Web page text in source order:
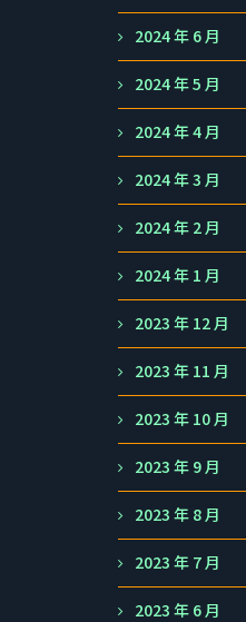
2024 年 6 月
2024 年 5 月
2024 年 4 月
2024 年 3 月
2024 年 2 月
2024 年 1 月
2023 年 12 月
2023 年 11 月
2023 年 10 月
2023 年 9 月
2023 年 8 月
2023 年 7 月
2023 年 6 月